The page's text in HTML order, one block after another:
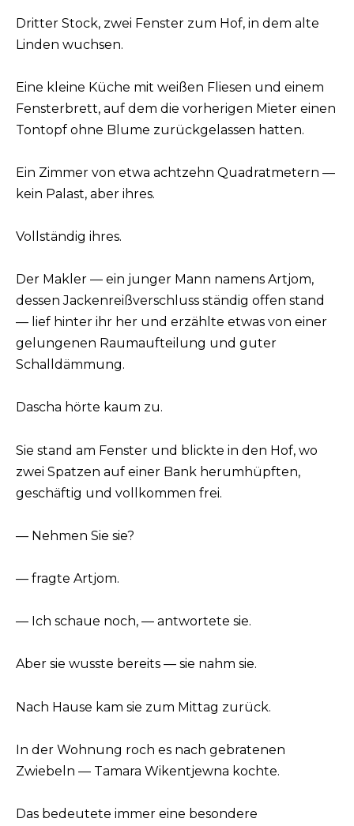
Dritter Stock, zwei Fenster zum Hof, in dem alte
Linden wuchsen.
Eine kleine Küche mit weißen Fliesen und einem
Fensterbrett, auf dem die vorherigen Mieter einen
Tontopf ohne Blume zurückgelassen hatten.
Ein Zimmer von etwa achtzehn Quadratmetern —
kein Palast, aber ihres.
Vollständig ihres.
Der Makler — ein junger Mann namens Artjom,
dessen Jackenreißverschluss ständig offen stand
— lief hinter ihr her und erzählte etwas von einer
gelungenen Raumaufteilung und guter
Schalldämmung.
Dascha hörte kaum zu.
Sie stand am Fenster und blickte in den Hof, wo
zwei Spatzen auf einer Bank herumhüpften,
geschäftig und vollkommen frei.
— Nehmen Sie sie?
— fragte Artjom.
— Ich schaue noch, — antwortete sie.
Aber sie wusste bereits — sie nahm sie.
Nach Hause kam sie zum Mittag zurück.
In der Wohnung roch es nach gebratenen
Zwiebeln — Tamara Wikentjewna kochte.
Das bedeutete immer eine besondere